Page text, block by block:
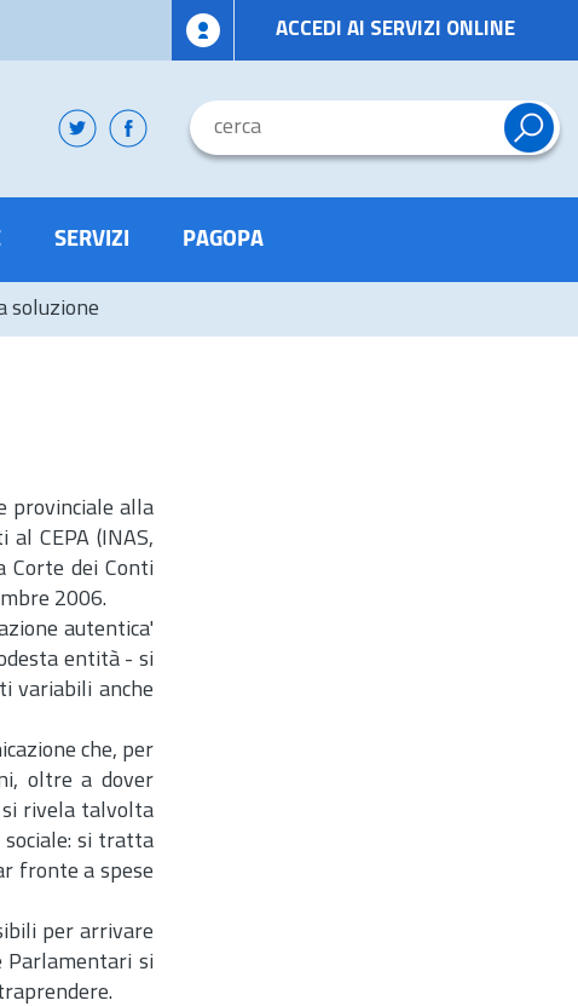
ACCEDI AI SERVIZI ONLINE
SERVIZI PAGOPA
soluzione
provinciale alla
CEPA (INAS,
Corte dei Conti
2006.
autentica'
entità - si
variabili anche
che, per
oltre a dover
si rivela talvolta
sociale: si tratta
fronte a spese
per arrivare
Parlamentari si